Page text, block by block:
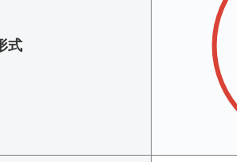
式